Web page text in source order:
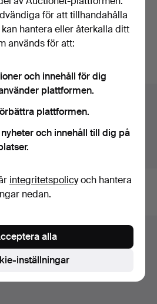
avslutade auktioner.
istället.
för att tillhandahålla
hantera eller återkalla ditt
används för att:
och innehåll för dig
plattformen.
plattformen.
och innehåll till dig på
integritetspolicyoch hantera
nedan.
inställningar
alla